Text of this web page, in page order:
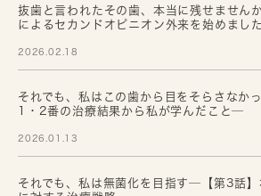
抜歯と言われたその歯、本当に残せません
によるセカンドオピニオン外来を始めまし
2026.02.18
それでも、私はこの歯から目をそらさなか
1・2番の治療結果から私が学んだこと─
2026.01.13
それでも、私は無菌化を目指す─【第3話